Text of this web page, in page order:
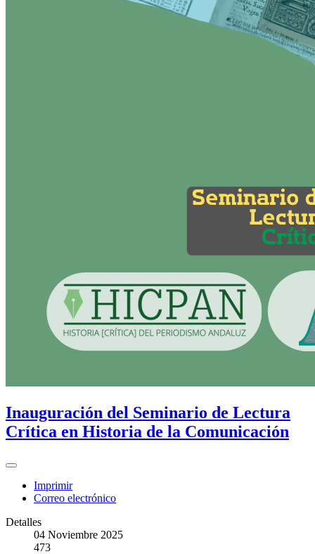
Inauguración del Seminario de Lectura
Crítica en Historia de la Comunicación
Imprimir
Correo electrónico
Detalles
04 Noviembre 2025
473